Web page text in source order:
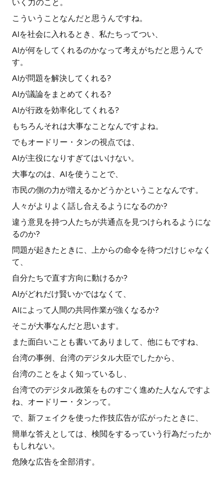
いく力のこと。
こういうことなんだと思うんですね。
AIを社会に入れるとき、私たちってつい、
AIが何をしてくれるのかなって考えがちだと思うんで
す。
AIが問題を解決してくれる?
AIが議論をまとめてくれる?
AIが行政を効率化してくれる?
もちろんそれは大事なことなんですよね。
でもオードリー・タンの視点では、
AIが主役になりすぎてはいけない。
大事なのは、AIを使うことで、
市民の側の力が増えるかどうかということなんです。
人々がよりよく話し合えるようになるのか?
違う意見を持つ人たちが共通点を見つけられるようにな
るのか?
問題が起きたときに、上からの命令を待つだけじゃなく
て、
自分たちで直す方向に動けるか?
AIがどれだけ賢いかではなくて、
AIによって人間の共同作業が強くなるか?
そこが大事なんだと思います。
また面白いことも書いてありまして、他にもですね、
台湾の事例、台湾のデジタル大臣でしたから、
台湾のことをよく知っているし、
台湾でのデジタル政策をものすごく進めた人なんですよ
ね、オードリー・タンって。
で、新フェイクを使った作技広告が広がったときに、
簡単な答えとしては、検閲をするっていう行為だったか
もしれない。
危険な広告を全部消す。